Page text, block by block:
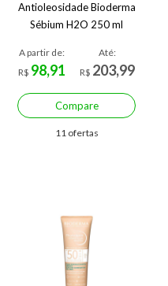
Antioleosidade Bioderma
Sébium H2O 250 ml
A partir de:
R$ 98,91
Até:
R$ 203,99
Compare
11 ofertas